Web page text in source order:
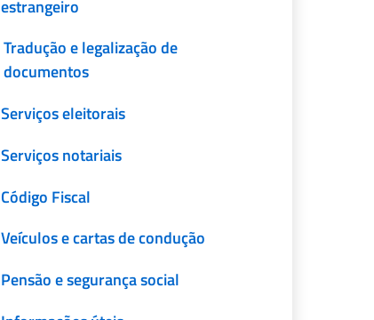
estrangeiro
Tradução e legalização de
documentos
Serviços eleitorais
Serviços notariais
Código Fiscal
Veículos e cartas de condução
Pensão e segurança social